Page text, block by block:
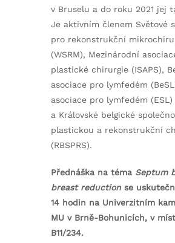
v Bruselu a do roku 2021 jej
Je aktivním členem Světové
pro rekonstrukční
(WSRM), Mezinárodní
plastické chirurgie (ISAPS),
asociace pro lymfedém
asociace pro lymfedém (ESL)
a Královské belgické
plastickou a rekonstrukční
(RBSPRS).
Přednáška na téma Septum
breast reduction se
14 hodin na Univerzitním
MU v Brně-Bohunicích, v
B11/234.